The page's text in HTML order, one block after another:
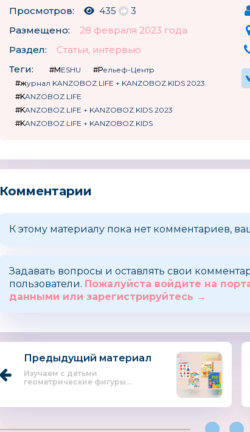
Просмотров: 435
3
Размещено:
28 февраля 2023 года
Раздел:
Статьи, интервью
Теги:
#MESHU
#Рельеф-Центр
#журнал KANZOBOZ.LIFE + KANZOBOZ.KIDS 2023
#KANZOBOZ.LIFE
#KANZOBOZ.LIFE + KANZOBOZ.KIDS 2023
#KANZOBOZ.LIFE + KANZOBOZ.KIDS
Комментарии
К этому материалу пока нет комментариев,
Задавать вопросы и оставлять свои
пользователи. Пожалуйста войдите на
данными или зарегистрируйтесь →
Предыдущий материал
Изучаем с детьми
геометрические фигуры...